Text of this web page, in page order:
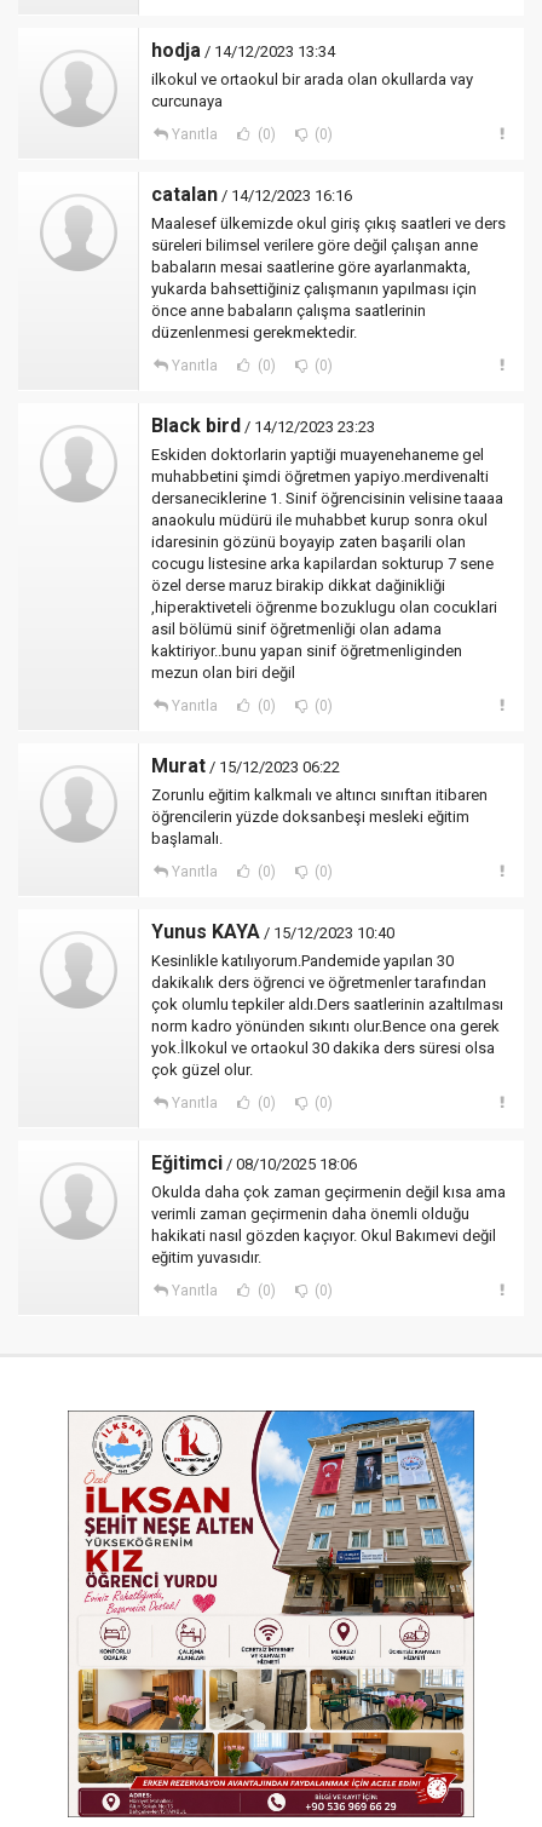
hodja / 14/12/2023 13:34
ilkokul ve ortaokul bir arada olan okullarda vay
curcunaya
Yanıtla (0) (0)
catalan / 14/12/2023 16:16
Maalesef ülkemizde okul giriş çıkış saatleri ve ders
süreleri bilimsel verilere göre değil çalışan anne
babaların mesai saatlerine göre ayarlanmakta,
yukarda bahsettiğiniz çalışmanın yapılması için
önce anne babaların çalışma saatlerinin
düzenlenmesi gerekmektedir.
Yanıtla (0) (0)
Black bird / 14/12/2023 23:23
Eskiden doktorlarin yaptiği muayenehaneme gel
muhabbetini şimdi öğretmen yapiyo.merdivenalti
dersaneciklerine 1. Sinif öğrencisinin velisine taaaa
anaokulu müdürü ile muhabbet kurup sonra okul
idaresinin gözünü boyayip zaten başarili olan
cocugu listesine arka kapilardan sokturup 7 sene
özel derse maruz birakip dikkat dağinikliği
,hiperaktiveteli öğrenme bozuklugu olan cocuklari
asil bölümü sinif öğretmenliği olan adama
kaktiriyor..bunu yapan sinif öğretmenliginden
mezun olan biri değil
Yanıtla (0) (0)
Murat / 15/12/2023 06:22
Zorunlu eğitim kalkmalı ve altıncı sınıftan itibaren
öğrencilerin yüzde doksanbeşi mesleki eğitim
başlamalı.
Yanıtla (0) (0)
Yunus KAYA / 15/12/2023 10:40
Kesinlikle katılıyorum.Pandemide yapılan 30
dakikalık ders öğrenci ve öğretmenler tarafından
çok olumlu tepkiler aldı.Ders saatlerinin azaltılması
norm kadro yönünden sıkıntı olur.Bence ona gerek
yok.İlkokul ve ortaokul 30 dakika ders süresi olsa
çok güzel olur.
Yanıtla (0) (0)
Eğitimci / 08/10/2025 18:06
Okulda daha çok zaman geçirmenin değil kısa ama
verimli zaman geçirmenin daha önemli olduğu
hakikati nasıl gözden kaçıyor. Okul Bakımevi değil
eğitim yuvasıdır.
Yanıtla (0) (0)